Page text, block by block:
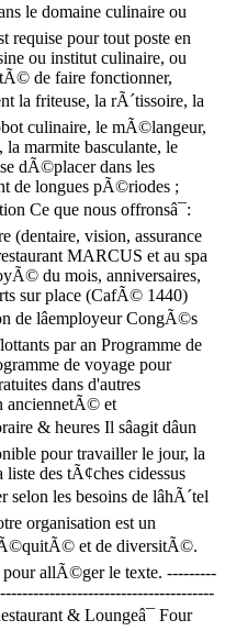
le domaine culinaire ou
requise pour tout poste en
ou institut culinaire, ou
de faire fonctionner,
la friteuse, la rÃ´tissoire, la
culinaire, le mÃ©langeur,
la marmite basculante, le
dÃ©placer dans les
de longues pÃ©riodes ;
Ce que nous offronsâ¯:
(dentaire, vision, assurance
MARCUS et au spa
du mois, anniversaires,
sur place (CafÃ© 1440)
lâemployeur CongÃ©s
par an Programme de
de voyage pour
dans d'autres
anciennetÃ© et
& heures Il sâagit dâun
pour travailler le jour, la
des tÃ¢ches cidessus
les besoins de lâhÃ´tel
organisation est un
et de diversitÃ©.
allÃ©ger le texte. ---------
& Loungeâ¯ Four